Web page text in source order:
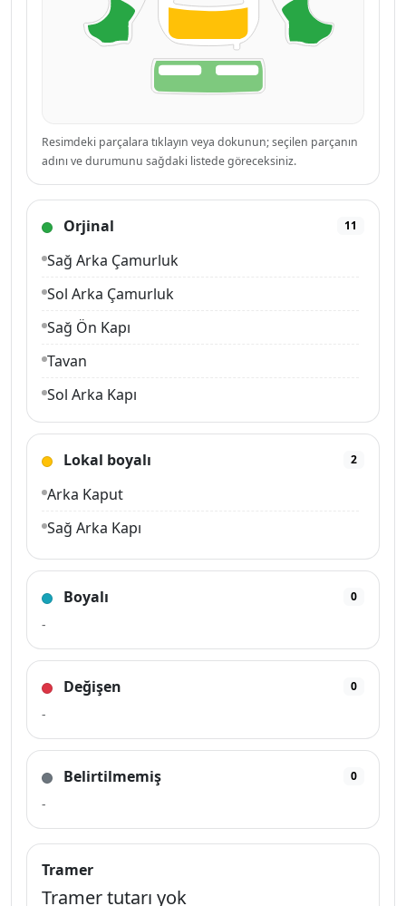
Resimdeki parçalara tıklayın veya dokunun; seçilen parçanın
adını ve durumunu sağdaki listede göreceksiniz.
Orjinal 11
Sağ Arka Çamurluk
Sol Arka Çamurluk
Sağ Ön Kapı
Tavan
Sol Arka Kapı
Sol Ön Kapı
Sağ Ön Çamurluk
Motor Kaputu
Sol Ön Çamurluk
Ön Tampon
Arka Tampon
Lokal boyalı 2
Arka Kaput
Sağ Arka Kapı
Boyalı 0
-
Değişen 0
-
Belirtilmemiş 0
-
Tramer
Tramer tutarı yok